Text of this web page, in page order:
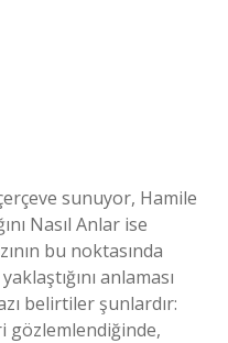
sunuyor, Hamile
Nasıl Anlar ise
bu noktasında
anlaması
belirtiler şunlardır: